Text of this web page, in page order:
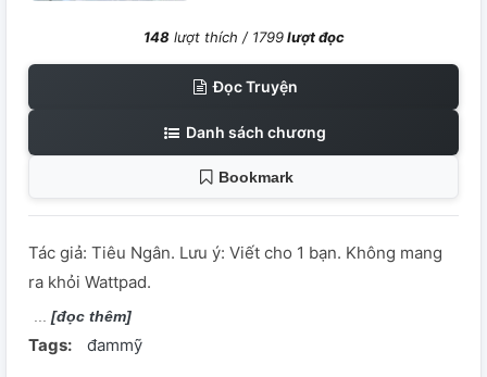
148lượt thích / 1799lượt đọc
Đọc Truyện
Danh sách chương
Bookmark
Tác giả: Tiêu Ngân. Lưu ý: Viết cho 1 bạn. Không mang
ra khỏi Wattpad.
[đọc thêm]
Tags: đammỹ